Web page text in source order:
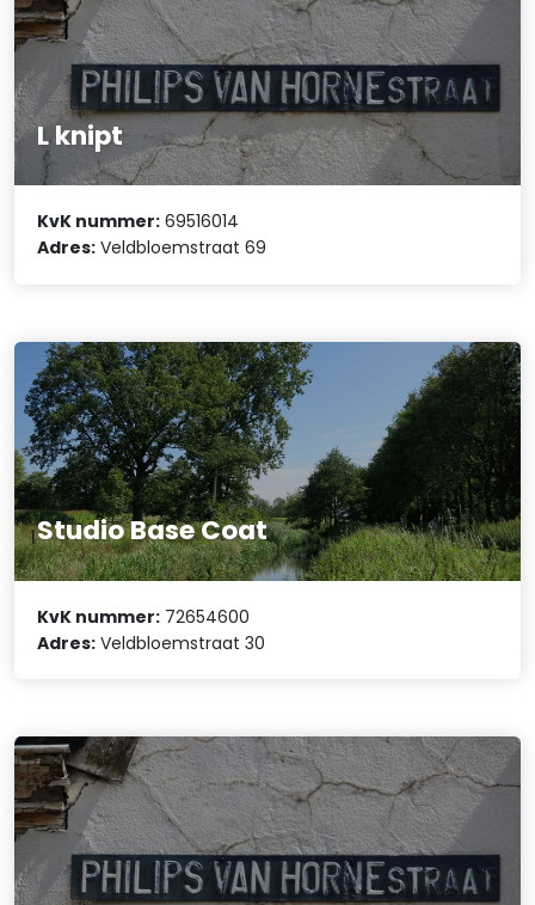
L knipt
KvK nummer: 69516014
Adres: Veldbloemstraat 69
Studio Base Coat
KvK nummer: 72654600
Adres: Veldbloemstraat 30